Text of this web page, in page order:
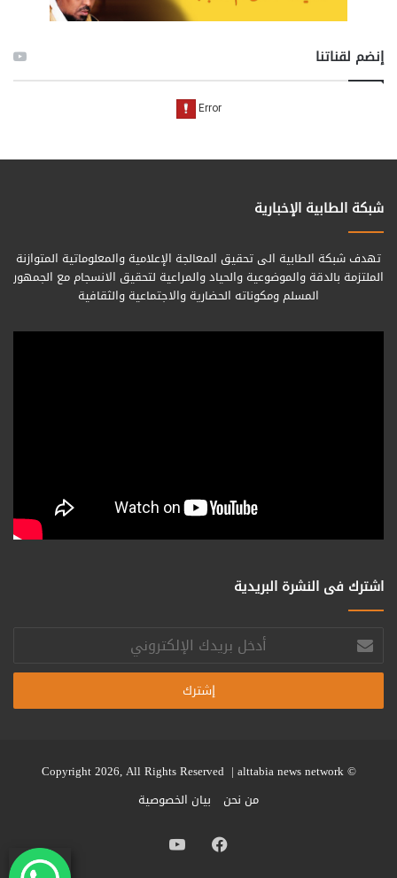
إنضم لقناتنا
شبكة الطابية الإخبارية
تهدف شبكة الطابية الى تحقيق المعالجة الإعلامية والمعلوماتية المتوازنة
الملتزمة بالدقة والموضوعية والحياد والمراعية لتحقيق الانسجام مع الجمهور
المسلم ومكوناته الحضارية والاجتماعية والثقافية
اشترك فى النشرة البريدية
أدخل
بريدك
الإلكتروني
© Copyright 2026, All Rights Reserved |
alttabia news network
من نحن
بيان الخصوصية
فيسبوك